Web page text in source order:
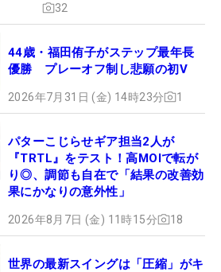
32
44歳・福田侑子がステップ最年長
優勝 プレーオフ制し悲願の初V
2026年7月31日 (金) 14時23分 1
パターこじらせギア担当2人が
『TRTL』をテスト！高MOIで転が
り◎、調節も自在で「結果の改善効
果にかなりの意外性」
2026年8月7日 (金) 11時15分 18
世界の最新スイングは「圧縮」がキ